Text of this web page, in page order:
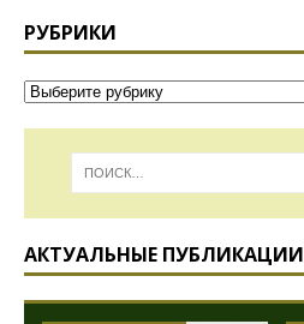
РУБРИКИ
АКТУАЛЬНЫЕ ПУБЛИКАЦИИ